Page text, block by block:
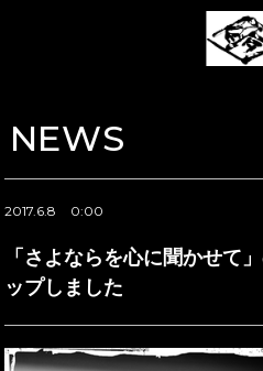
NEWS
2017.6.8 0:00
「さよならを心に聞かせ
ップしました